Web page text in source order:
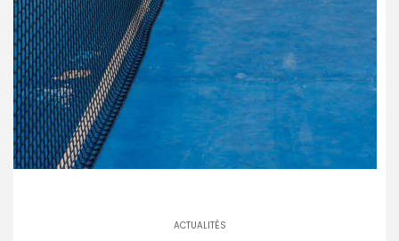
ACTUALITÉS